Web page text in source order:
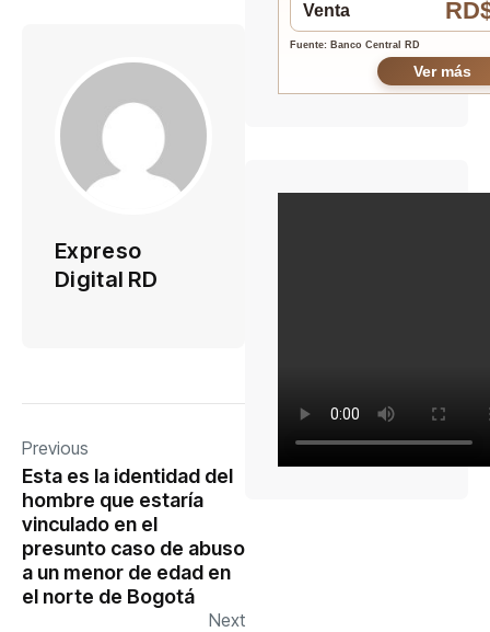
Expreso
Digital RD
Previous
Esta es la identidad del
hombre que estaría
vinculado en el
presunto caso de abuso
a un menor de edad en
el norte de Bogotá
Next
Venta
Fuente: Banco Central RD
Ver más